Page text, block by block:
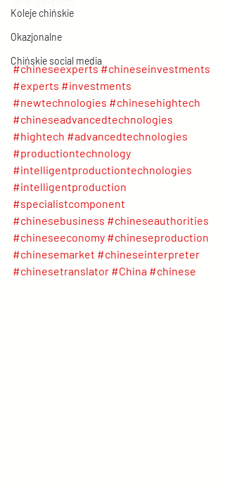
Koleje chińskie
Okazjonalne
Chińskie social media
#chineseexperts#chineseinvestments
#experts #investments
#newtechnologies #chinesehightech
#chineseadvancedtechnologies
#hightech #advancedtechnologies
#productiontechnology
#intelligentproductiontechnologies
#intelligentproduction
#specialistcomponent
#chinesebusiness #chineseauthorities
#chineseeconomy #chineseproduction
#chinesemarket #chineseinterpreter
#chinesetranslator #China #chinese